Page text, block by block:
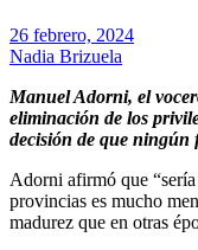
26 febrero, 2024
Nadia Brizuela
Manuel Adorni, el
eliminación de los
decisión de que ningún
Adorni afirmó que
provincias es mucho
madurez que en otras